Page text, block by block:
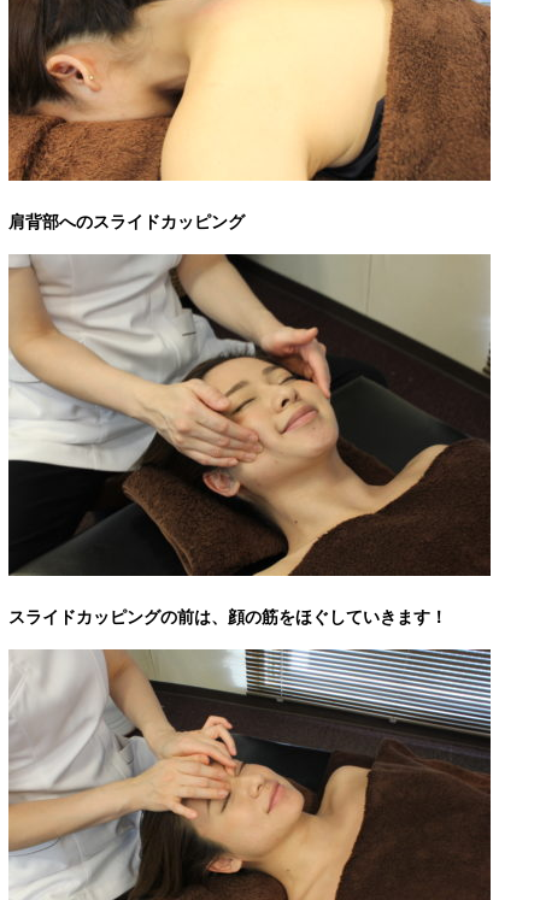
肩背部へのスライドカッピング
スライドカッピングの前は、顔の筋をほぐしていきます！